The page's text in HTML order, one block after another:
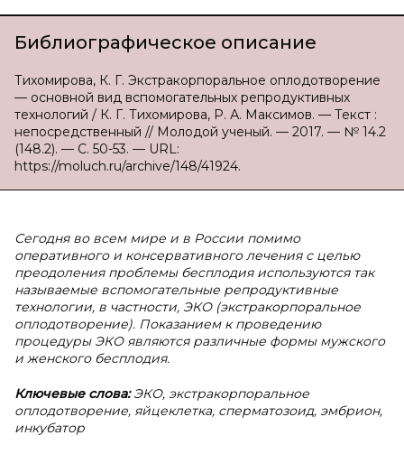
Библиографическое описание
Тихомирова, К. Г. Экстракорпоральное оплодотворение
— основной вид вспомогательных репродуктивных
технологий / К. Г. Тихомирова, Р. А. Максимов. — Текст :
непосредственный // Молодой ученый. — 2017. — № 14.2
(148.2). — С. 50-53. — URL:
https://moluch.ru/archive/148/41924.
Сегодня во всем мире и в России помимо
оперативного и консервативного лечения с целью
преодоления проблемы бесплодия используются так
называемые вспомогательные репродуктивные
технологии, в частности, ЭКО (экстракорпоральное
оплодотворение). Показанием к проведению
процедуры ЭКО являются различные формы мужского
и женского бесплодия.
Ключевые слова:ЭКО, экстракорпоральное
оплодотворение, яйцеклетка, сперматозоид, эмбрион,
инкубатор